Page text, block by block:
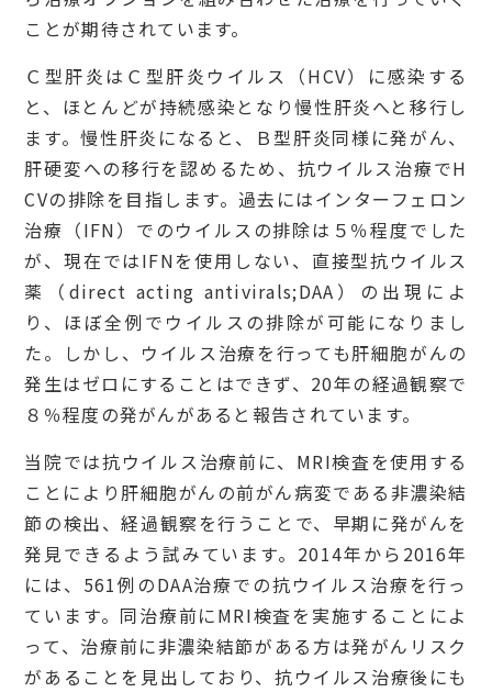
ことが期待されています。
Ｃ型肝炎はＣ型肝炎ウイルス（HCV）に感染する
と、ほとんどが持続感染となり慢性肝炎へと移行し
ます。慢性肝炎になると、Ｂ型肝炎同様に発がん、
肝硬変への移行を認めるため、抗ウイルス治療でH
CVの排除を目指します。過去にはインターフェロン
治療（IFN）でのウイルスの排除は５％程度でした
が、現在ではIFNを使用しない、直接型抗ウイルス
薬（direct acting antivirals;DAA）の出現によ
り、ほぼ全例でウイルスの排除が可能になりまし
た。しかし、ウイルス治療を行っても肝細胞がんの
発生はゼロにすることはできず、20年の経過観察で
８％程度の発がんがあると報告されています。
当院では抗ウイルス治療前に、MRI検査を使用する
ことにより肝細胞がんの前がん病変である非濃染結
節の検出、経過観察を行うことで、早期に発がんを
発見できるよう試みています。2014年から2016年
には、561例のDAA治療での抗ウイルス治療を行っ
ています。同治療前にMRI検査を実施することによ
って、治療前に非濃染結節がある方は発がんリスク
があることを見出しており、抗ウイルス治療後にも